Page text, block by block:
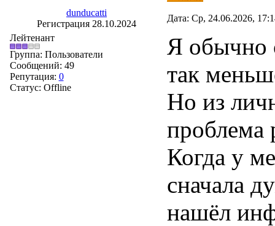
dunducatti
Регистрация 28.10.2024
Дата: Ср, 24.06.2026,
Лейтенант
Группа: Пользователи
Сообщений: 49
Репутация: 0
Статус: Offline
Я обычно
так
Но из
проблема
Когда у
сначала
нашёл